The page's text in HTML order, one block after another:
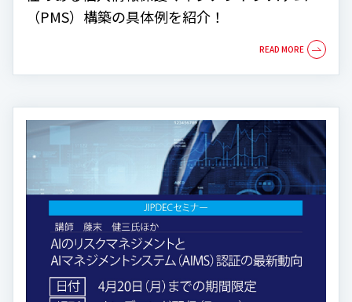
（PMS）構築の具体例を紹介！